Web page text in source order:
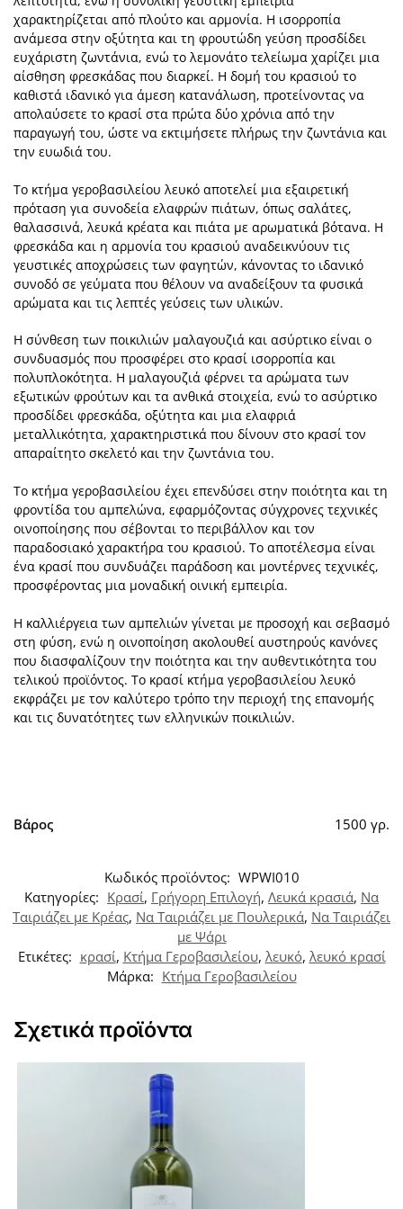
χαρακτηρίζεται από πλούτο και αρμονία. Η ισορροπία
ανάμεσα στην οξύτητα και τη φρουτώδη γεύση προσδίδει
ευχάριστη ζωντάνια, ενώ το λεμονάτο τελείωμα χαρίζει μια
αίσθηση φρεσκάδας που διαρκεί. Η δομή του κρασιού το
καθιστά ιδανικό για άμεση κατανάλωση, προτείνοντας να
απολαύσετε το κρασί στα πρώτα δύο χρόνια από την
παραγωγή του, ώστε να εκτιμήσετε πλήρως την ζωντάνια και
την ευωδιά του.
Το κτήμα γεροβασιλείου λευκό αποτελεί μια εξαιρετική
πρόταση για συνοδεία ελαφρών πιάτων, όπως σαλάτες,
θαλασσινά, λευκά κρέατα και πιάτα με αρωματικά βότανα. Η
φρεσκάδα και η αρμονία του κρασιού αναδεικνύουν τις
γευστικές αποχρώσεις των φαγητών, κάνοντας το ιδανικό
συνοδό σε γεύματα που θέλουν να αναδείξουν τα φυσικά
αρώματα και τις λεπτές γεύσεις των υλικών.
Η σύνθεση των ποικιλιών μαλαγουζιά και ασύρτικο είναι ο
συνδυασμός που προσφέρει στο κρασί ισορροπία και
πολυπλοκότητα. Η μαλαγουζιά φέρνει τα αρώματα των
εξωτικών φρούτων και τα ανθικά στοιχεία, ενώ το ασύρτικο
προσδίδει φρεσκάδα, οξύτητα και μια ελαφριά
μεταλλικότητα, χαρακτηριστικά που δίνουν στο κρασί τον
απαραίτητο σκελετό και την ζωντάνια του.
Το κτήμα γεροβασιλείου έχει επενδύσει στην ποιότητα και τη
φροντίδα του αμπελώνα, εφαρμόζοντας σύγχρονες τεχνικές
οινοποίησης που σέβονται το περιβάλλον και τον
παραδοσιακό χαρακτήρα του κρασιού. Το αποτέλεσμα είναι
ένα κρασί που συνδυάζει παράδοση και μοντέρνες τεχνικές,
προσφέροντας μια μοναδική οινική εμπειρία.
Η καλλιέργεια των αμπελιών γίνεται με προσοχή και σεβασμό
στη φύση, ενώ η οινοποίηση ακολουθεί αυστηρούς κανόνες
που διασφαλίζουν την ποιότητα και την αυθεντικότητα του
τελικού προϊόντος. Το κρασί κτήμα γεροβασιλείου λευκό
εκφράζει με τον καλύτερο τρόπο την περιοχή της επανoμής
και τις δυνατότητες των ελληνικών ποικιλιών.
Βάρος 1500 γρ.
Κωδικός προϊόντος: WPWI010
Κατηγορίες: Κρασί, Γρήγορη Επιλογή, Λευκά κρασιά, Να
Ταιριάζει με Κρέας, Να Ταιριάζει με Πουλερικά, Να Ταιριάζει
με Ψάρι
Ετικέτες: κρασί, Κτήμα Γεροβασιλείου, λευκό, λευκό κρασί
Μάρκα: Κτήμα Γεροβασιλείου
Σχετικά προϊόντα